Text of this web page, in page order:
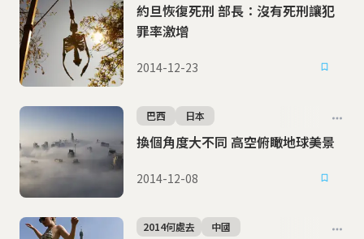
約旦恢復死刑 部長：沒有死刑讓犯
罪率激增
2014-12-23
換個角度大不同 高空俯瞰地球美景
巴西 日本
2014-12-08
2014何處去 中國